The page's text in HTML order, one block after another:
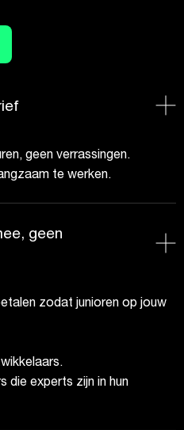
geen verrassingen.
te werken.
geen
zodat junioren op jouw
die experts zijn in hun